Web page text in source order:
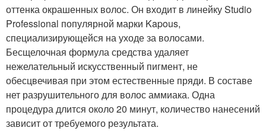
оттенка окрашенных волос. Он входит в линейку Studio
Professional популярной марки Kapous,
специализирующейся на уходе за волосами.
Бесщелочная формула средства удаляет
нежелательный искусственный пигмент, не
обесцвечивая при этом естественные пряди. В составе
нет разрушительного для волос аммиака. Одна
процедура длится около 20 минут, количество нанесений
зависит от требуемого результата.